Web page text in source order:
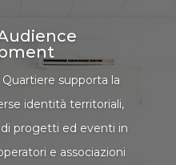
supporta la
identità territoriali,
progetti ed eventi in
e associazioni